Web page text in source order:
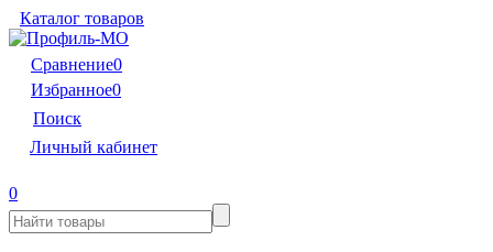
Каталог товаров
Сравнение0
Избранное0
Поиск
Личный кабинет
0